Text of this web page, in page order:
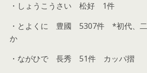
・しょうこうさい 松好 1件
・とよくに 豊國 5307件 *初代、二
か
・ながひで 長秀 51件 カッパ摺